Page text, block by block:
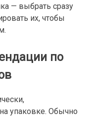
— выбрать сразу
их, чтобы
по
упаковке. Обычно